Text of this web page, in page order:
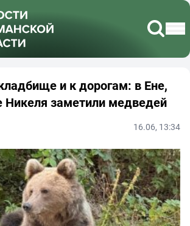
и к дорогам: в Ене,
Никеля заметили медведей
16.06, 13:34